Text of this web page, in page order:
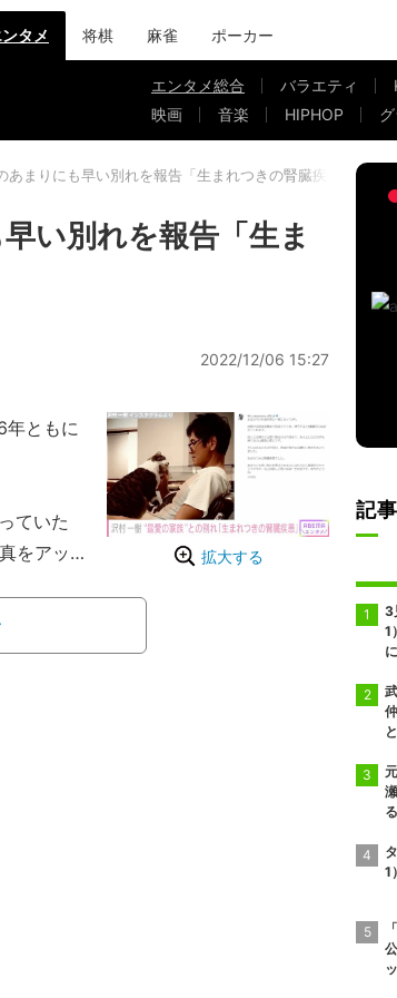
タメ 将棋 麻雀 ポーカー
エンタメ総合 バラエティ
映画
音楽 HIPHOP
あまりにも早い別れを報告「生まれつきの腎臓疾患でした」
い別れを報告「生ま
2022/12/06 15:27
拡大する
ともに
ていた
をアッ
、帰宅
に乗る
記
3
1
1